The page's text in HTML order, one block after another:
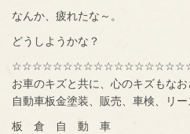
なんか、疲れたな～。
どうしようかな？
お車のキズと共に、心のキズもな
自動車板金塗装、販売、車検、リ
板 倉 自 動 車